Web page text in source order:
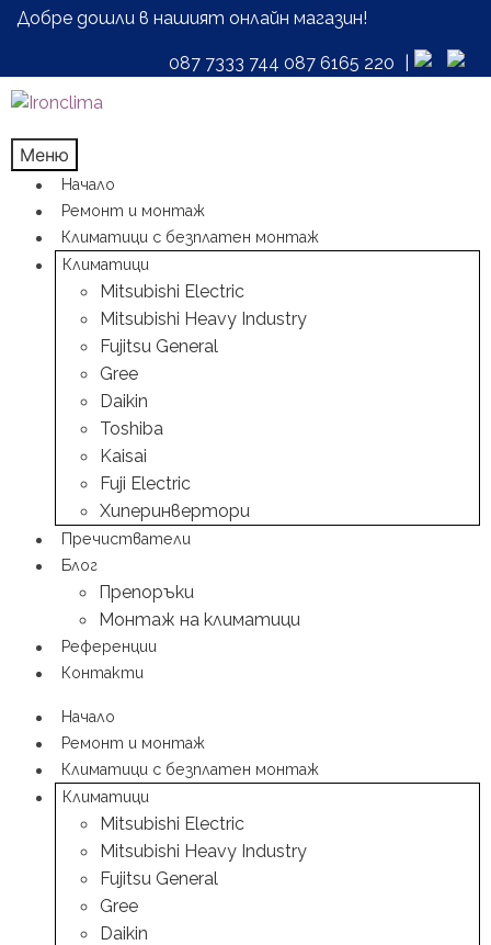
Добре дошли в нашият онлайн магазин!
087 7333 744 087 6165 220
Skip
navigation
Skip
content
Меню
Начало
Ремонт и монтаж
Климатици с безплатен монтаж
Климатици
Mitsubishi Electric
Mitsubishi Heavy Industry
Fujitsu General
Gree
Daikin
Toshiba
Kaisai
Fuji Electric
Хиперинвертори
Пречистватели
Блог
Препоръки
Монтаж на климатици
Референции
Контакти
Начало
Ремонт и монтаж
Климатици с безплатен монтаж
Климатици
Mitsubishi Electric
Mitsubishi Heavy Industry
Fujitsu General
Gree
Daikin